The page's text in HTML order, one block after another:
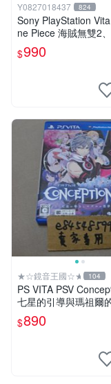
Y0827018437 824
Sony PlayStation
ne Piece 海賊無雙2
雙3 中文版
$990
★☆鏡音王國☆★ 104
PS VITA PSV
七星的引導與瑪祖爾
產子救世錄2 日版日文
日版 二手良品
$890